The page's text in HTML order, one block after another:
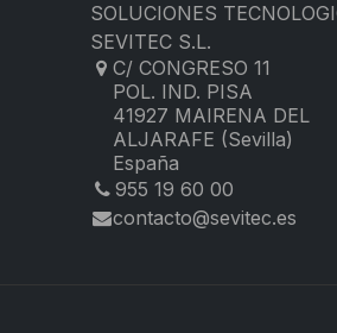
SOLUCIONES
SEVITEC S.L.
C/ CONGRESO 11
POL. IND. PISA
41927 MAIRENA DEL
ALJARAFE (Sevilla)
España
955 19 60 00
contacto@sevitec.es